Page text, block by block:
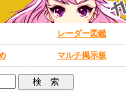
レーダー図鑑
マルチ掲示板